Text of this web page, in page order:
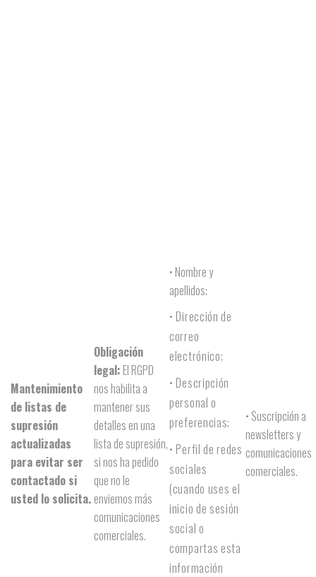
Mantenimiento
de listas de
supresión
actualizadas
para evitar ser
contactado si
usted lo solicita.
Obligación
legal: El RGPD
nos habilita a
mantener sus
detalles en una
lista de supresión,
si nos ha pedido
que no le
enviemos más
comunicaciones
comerciales.
• Nombre y
apellidos;
• Dirección de
correo
electrónico;
• Descripción
personal o
preferencias;
• Perfil de redes
sociales
(cuando uses el
inicio de sesión
social o
compartas esta
información
• Suscripción a
newsletters y
comunicaciones
comerciales.